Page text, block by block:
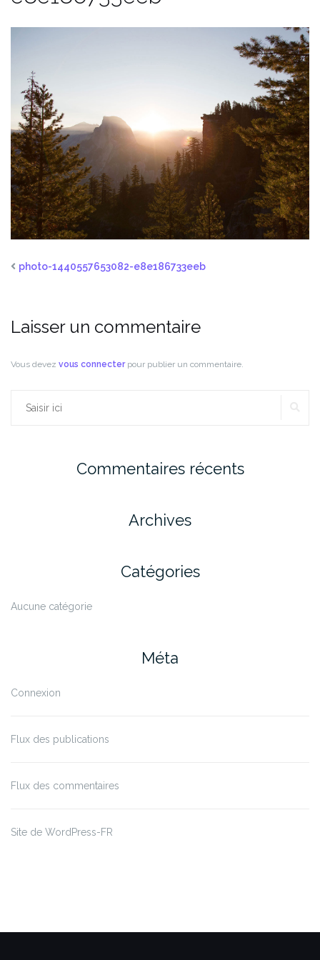
photo-1440557653082-e8e186733eeb
Laisser un commentaire
Vous devez vous connecterpour publier un commentaire.
Rechercher :
Commentaires récents
Archives
Catégories
Aucune catégorie
Méta
Connexion
Flux des publications
Flux des commentaires
Site de WordPress-FR